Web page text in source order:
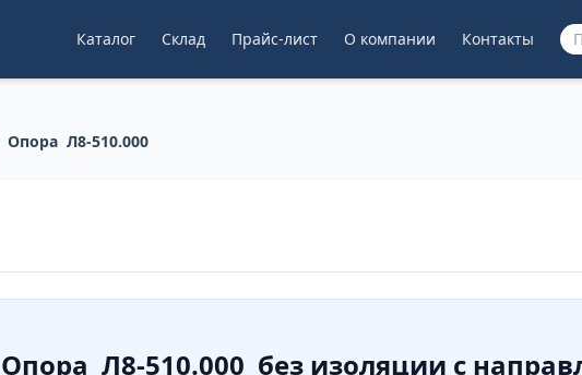
Каталог Склад Прайс-лист О компании Контакты
Опора Л8-510.000
Опора Л8-510.000 без изоляции с